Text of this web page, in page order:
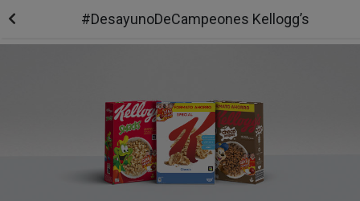
#DesayunoDeCampeones Kellogg’s